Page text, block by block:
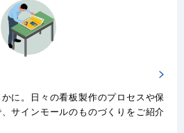
に。日々の看板製作のプロセスや保
サインモールのものづくりをご紹介